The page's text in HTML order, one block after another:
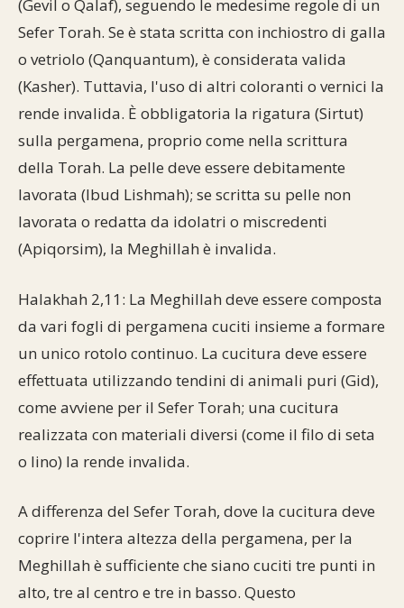
Documenti storici
F.A.Q.
Mappa del sito
Perle dal Talmud
Umorismo e simpatia
10 comandamenti
Cultura e società
Aspetti di vita ebraica
Storia millenaria
Personaggi celebri
Sbirciamo Eretz Israel
Tanach
Il Talmud in italiano
Opere di Maimonide
Partecipa Comunità ebraiche
Turismo in Italia
it.cultura.ebraica
Netiquette
Scambio di link
Dal nostro archivio
(Gevil o Qalaf), seguendo le medesime regole di un
Sefer Torah. Se è stata scritta con inchiostro di galla
o vetriolo (Qanquantum), è considerata valida
(Kasher). Tuttavia, l'uso di altri coloranti o vernici la
rende invalida. È obbligatoria la rigatura (Sirtut)
sulla pergamena, proprio come nella scrittura
della Torah. La pelle deve essere debitamente
lavorata (Ibud Lishmah); se scritta su pelle non
lavorata o redatta da idolatri o miscredenti
(Apiqorsim), la Meghillah è invalida.
Halakhah 2,11: La Meghillah deve essere composta
da vari fogli di pergamena cuciti insieme a formare
un unico rotolo continuo. La cucitura deve essere
effettuata utilizzando tendini di animali puri (Gid),
come avviene per il Sefer Torah; una cucitura
realizzata con materiali diversi (come il filo di seta
o lino) la rende invalida.
A differenza del Sefer Torah, dove la cucitura deve
coprire l'intera altezza della pergamena, per la
Meghillah è sufficiente che siano cuciti tre punti in
alto, tre al centro e tre in basso. Questo